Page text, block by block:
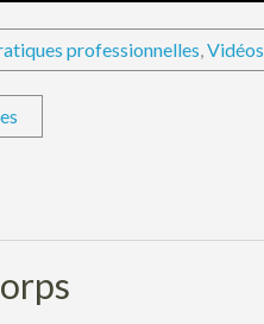
professionnelles,Vidéos